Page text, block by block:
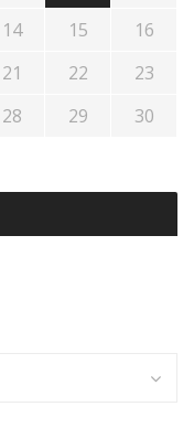
14 15
16
21 22
23
28 29
30